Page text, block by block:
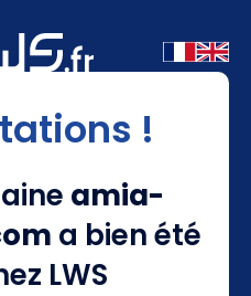
!
amia-
a bien été
LWS